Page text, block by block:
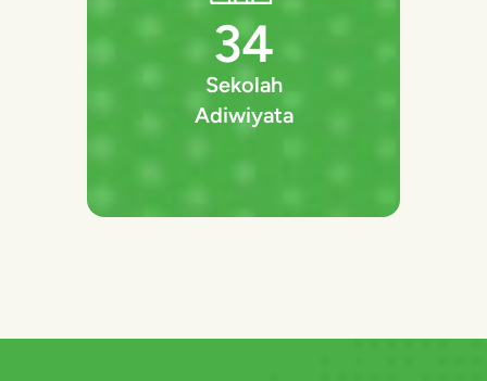
34
Sekolah
Adiwiyata